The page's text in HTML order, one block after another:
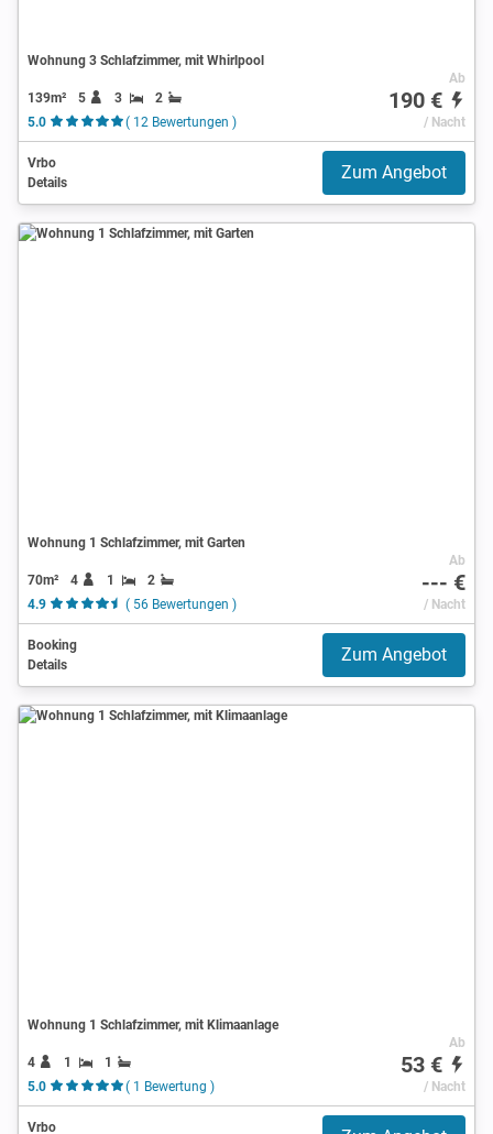
Wohnung 3 Schlafzimmer, mit Whirlpool
139m² 5 3
2
5.0
( 12 Bewertungen )
Ab
190 €
/ Nacht
Vrbo
Details
Zum Angebot
Wohnung 1 Schlafzimmer, mit Garten
70m² 4 1
2
4.9
( 56 Bewertungen )
Ab
--- €
/ Nacht
Booking
Details
Zum Angebot
Wohnung 1 Schlafzimmer, mit Klimaanlage
4 1
1
5.0
( 1 Bewertung )
Ab
53 €
/ Nacht
Vrbo